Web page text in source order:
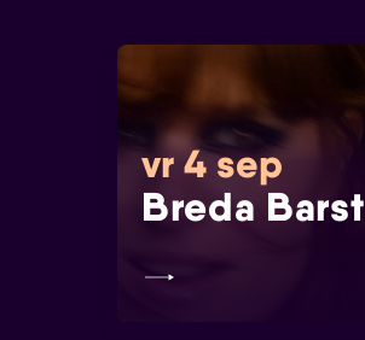
vr 4 sep
Breda Barst